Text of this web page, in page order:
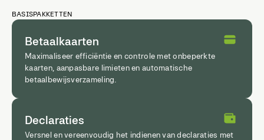
BASISPAKKETTEN
Betaalkaarten
Maximaliseer efficiëntie en controle met onbeperkte
kaarten, aanpasbare limieten en automatische
betaalbewijsverzameling.
Declaraties
Versnel en vereenvoudig het indienen van declaraties met